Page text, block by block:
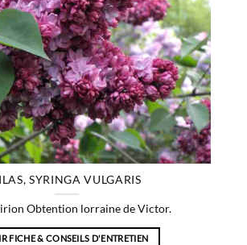
SYRINGA VULGARIS
Obtention lorraine de Victor.
FICHE & CONSEILS D'ENTRETIEN